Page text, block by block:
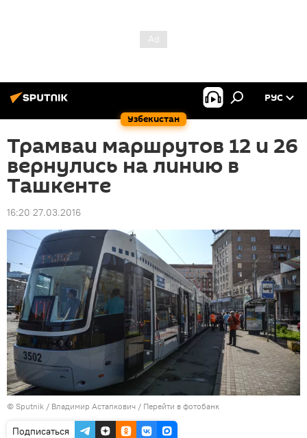
Узбекистан
РУС
Трамваи маршрутов 12 и 26
вернулись на линию в
Ташкенте
16:20 27.03.2016
© Sputnik / Владимир Астапкович / Перейти в фотобанк
Подписаться